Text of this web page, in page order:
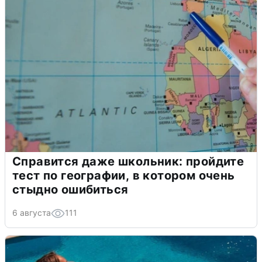
Справится даже школьник: пройдите
тест по географии, в котором очень
стыдно ошибиться
6 августа 111